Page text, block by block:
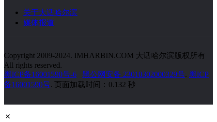
关于大话哈尔滨
媒体报道
Copyright 2009-2024. IMHARBIN.COM 大话哈尔滨版权所有
All rights reserved.
黑ICP备16001590号-6
黑公网安备 23010302000329号. 黑ICP
备16001590号. 页面加载时间：0.132 秒